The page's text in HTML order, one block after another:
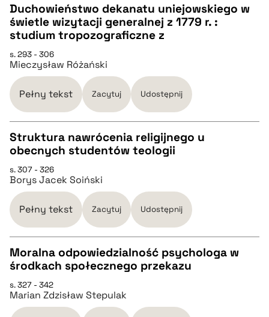
pobierz cytat
CZYSTY TEKST
pobierz cytat
BIBTEX
pobierz cytat
Duchowieństwo dekanatu uniejowskiego w
świetle wizytacji generalnej z 1779 r. :
studium tropozograficzne z
s. 293 - 306
Mieczysław Różański
Pełny tekst Zacytuj Udostępnij
CZYSTY TEKST
pobierz cytat
BIBTEX
pobierz cytat
Struktura nawrócenia religijnego u
obecnych studentów teologii
s. 307 - 326
Borys Jacek Soiński
Pełny tekst Zacytuj Udostępnij
CZYSTY TEKST
pobierz cytat
Moralna odpowiedzialność psychologa w
środkach społecznego przekazu
s. 327 - 342
Marian Zdzisław Stepulak